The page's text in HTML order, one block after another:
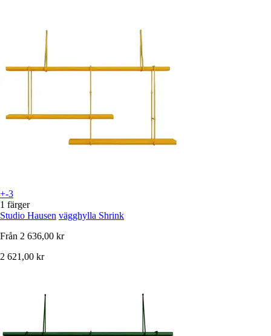
+-3
1 färger
Studio Hausen vägghylla Shrink
Från 2 636,00 kr
2 621,00 kr